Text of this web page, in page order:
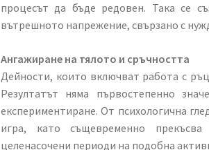
процесът да бъде редовен. Така се
вътрешното напрежение, свързано с
Ангажиране на тялото и сръчността
Дейности, които включват работа с
Резултатът няма първостепенно
експериментиране. От психологична
игра, като същевременно
целенасочени периоди на подобна